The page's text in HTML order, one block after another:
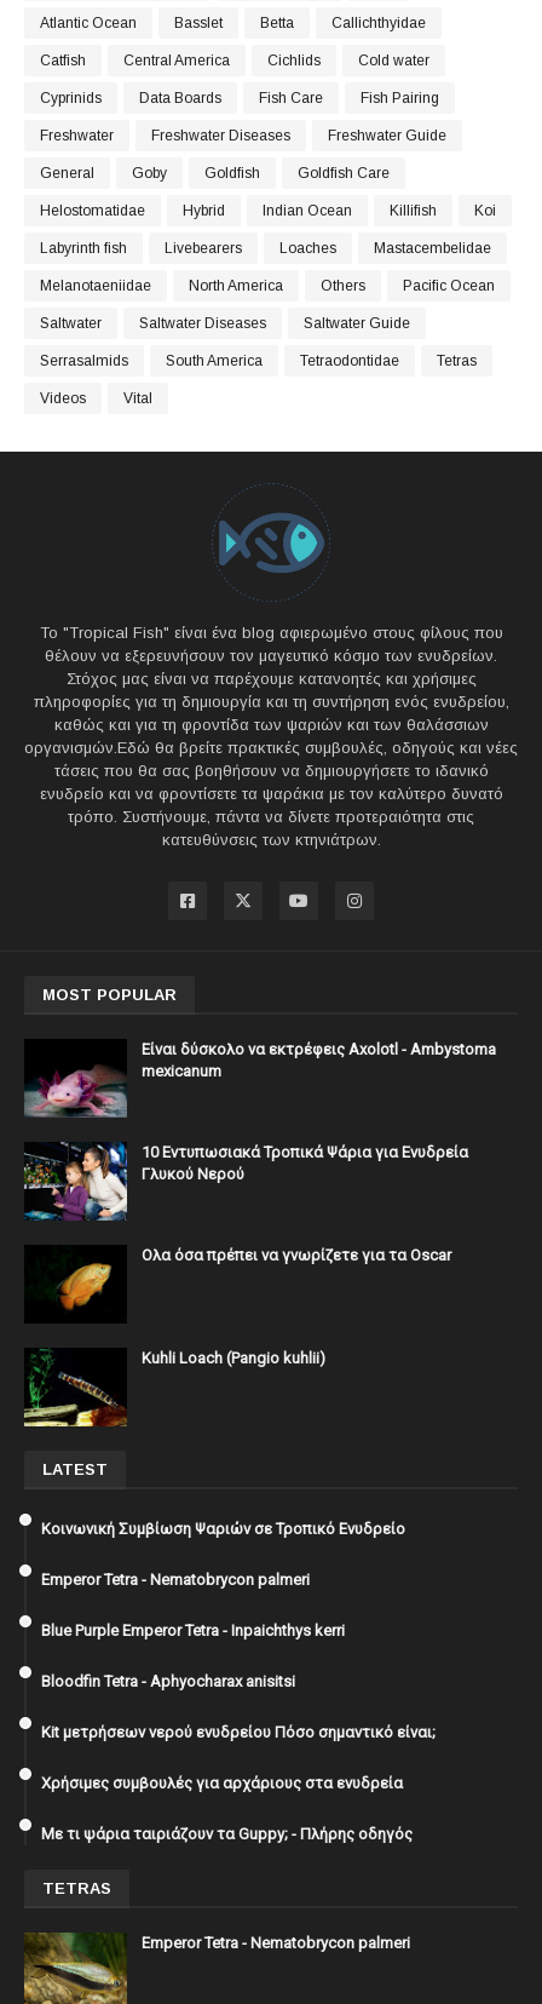
Atlantic Ocean Basslet Betta Callichthyidae
Catfish Central America Cichlids Cold water
Cyprinids Data Boards Fish Care Fish Pairing
Freshwater Freshwater Diseases Freshwater Guide
General Goby Goldfish Goldfish Care
Helostomatidae Hybrid Indian Ocean Killifish Koi
Labyrinth fish Livebearers Loaches Mastacembelidae
Melanotaeniidae North America Others Pacific Ocean
Saltwater Saltwater Diseases Saltwater Guide
Serrasalmids South America Tetraodontidae Tetras
Videos Vital
Το "Tropical Fish" είναι ένα blog αφιερωμένο στους φίλους που
θέλουν να εξερευνήσουν τον μαγευτικό κόσμο των ενυδρείων.
Στόχος μας είναι να παρέχουμε κατανοητές και χρήσιμες
πληροφορίες για τη δημιουργία και τη συντήρηση ενός ενυδρείου,
καθώς και για τη φροντίδα των ψαριών και των θαλάσσιων
οργανισμών.Εδώ θα βρείτε πρακτικές συμβουλές, οδηγούς και νέες
τάσεις που θα σας βοηθήσουν να δημιουργήσετε το ιδανικό
ενυδρείο και να φροντίσετε τα ψαράκια με τον καλύτερο δυνατό
τρόπο. Συστήνουμε, πάντα να δίνετε προτεραιότητα στις
κατευθύνσεις των κτηνιάτρων.
MOST POPULAR
Είναι δύσκολο να εκτρέφεις Axolotl - Ambystoma
mexicanum
10 Εντυπωσιακά Τροπικά Ψάρια για Ενυδρεία
Γλυκού Νερού
Ολα όσα πρέπει να γνωρίζετε για τα Oscar
Kuhli Loach (Pangio kuhlii)
LATEST
Κοινωνική Συμβίωση Ψαριών σε Τροπικό Ενυδρείο
Emperor Tetra - Nematobrycon palmeri
Blue Purple Emperor Tetra - Inpaichthys kerri
Bloodfin Tetra - Aphyocharax anisitsi
Kit μετρήσεων νερού ενυδρείου Πόσο σημαντικό είναι;
Χρήσιμες συμβουλές για αρχάριους στα ενυδρεία
Με τι ψάρια ταιριάζουν τα Guppy; - Πλήρης οδηγός
TETRAS
Emperor Tetra - Nematobrycon palmeri